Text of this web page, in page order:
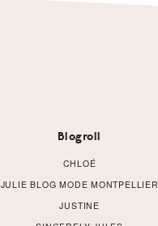
Blogroll
CHLOÉ
JULIE BLOG MODE MONTPELLIER
JUSTINE